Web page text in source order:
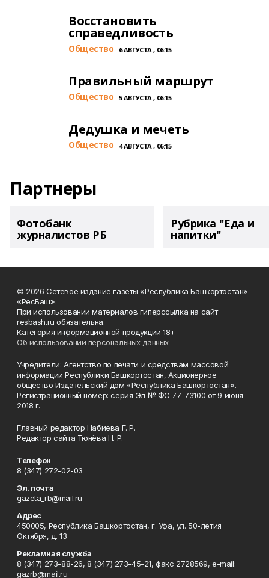
Восстановить
справедливость
Общество 6 АВГУСТА , 06:15
Правильный маршрут
Общество 5 АВГУСТА , 06:15
Дедушка и мечеть
Общество 4 АВГУСТА , 06:15
Партнеры
Фотобанк
журналистов РБ
Рубрика "Еда и
напитки"
© 2026 Сетевое издание газеты «Республика Башкортостан»
«РесБаш».
При использовании материалов гиперссылка на сайт
resbash.ru обязательна.
Категория информационной продукции 18+
Об использовании персональных данных
Учредители: Агентство по печати и средствам массовой
информации Республики Башкортостан, Акционерное
общество Издательский дом «Республика Башкортостан».
Регистрационный номер: серия Эл № ФС 77-73100 от 9 июня
2018 г.
Главный редактор Набиева Г. Р.
Редактор сайта Тюнёва Н. Р.
Телефон
8 (347) 272-02-03
Эл. почта
gazeta_rb@mail.ru
Адрес
450005, Республика Башкортостан, г. Уфа, ул. 50-летия
Октября, д. 13
Рекламная служба
8 (347) 273-88-26, 8 (347) 273-45-21, факс 2728569, e-mail:
gazrb@mail.ru